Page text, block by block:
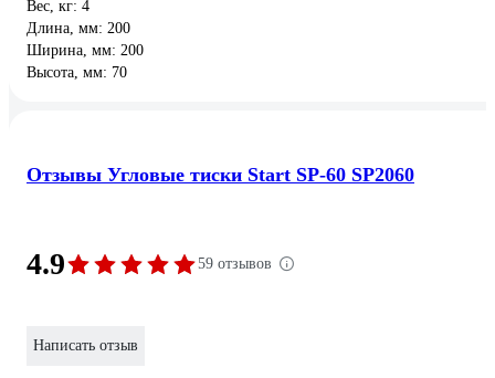
Вес, кг: 4
Длина, мм: 200
Ширина, мм: 200
Высота, мм: 70
Отзывы Угловые тиски Start SP-60 SP2060
4.9 59 отзывов
Написать отзыв